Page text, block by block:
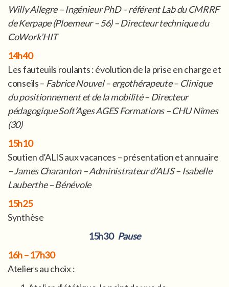
Willy Allegre – Ingénieur PhD – référent Lab du CMRRF
de Kerpape (Ploemeur – 56) – Directeur technique du
CoWork’HIT
14h40
Les fauteuils roulants : évolution de la prise en charge et
conseils – Fabrice Nouvel – ergothérapeute – Clinique
du positionnement et de la mobilité – Directeur
pédagogique Soft’Ages AGES Formations – CHU Nîmes
(30)
15h10
Soutien d’ALIS aux vacances – présentation et annuaire
– James Charanton – Administrateur d’ALIS – Isabelle
Lauberthe – Bénévole
15h25
Synthèse
15h30 Pause
16h – 17h30
Ateliers au choix :